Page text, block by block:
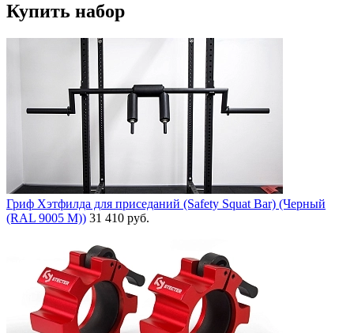
Купить набор
Гриф Хэтфилда для приседаний (Safety Squat Bar) (Черный
(RAL 9005 М)) 31 410 руб.